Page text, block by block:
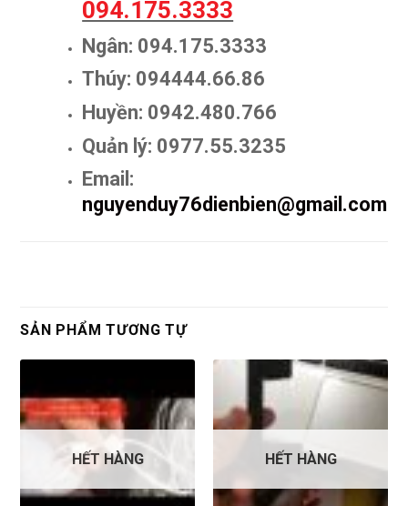
094.175.3333
Ngân: 094.175.3333
Thúy: 094444.66.86
Huyền: 0942.480.766
Quản lý: 0977.55.3235
Email:
nguyenduy76dienbien@gmail.com
SẢN PHẨM TƯƠNG TỰ
HẾT HÀNG HẾT HÀNG